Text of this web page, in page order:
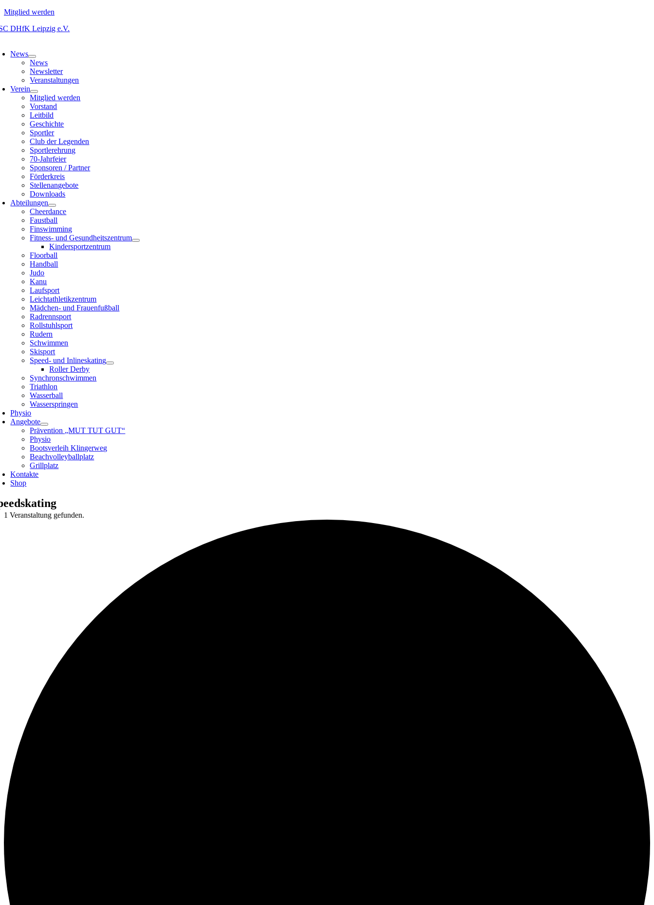
Mitglied werden
Zum
News
News
Newsletter
Veranstaltungen
Verein
Mitglied werden
Vorstand
Leitbild
Geschichte
Sportler
Club der Legenden
Sportlerehrung
70-Jahrfeier
Sponsoren / Partner
Förderkreis
Stellenangebote
Downloads
Abteilungen
Cheerdance
Faustball
Finswimming
Fitness- und Gesundheitszentrum
Kindersportzentrum
Floorball
Handball
Judo
Kanu
Laufsport
Leichtathletikzentrum
Mädchen- und Frauenfußball
Radrennsport
Rollstuhlsport
Rudern
Schwimmen
Skisport
Speed- und Inlineskating
Roller Derby
Synchronschwimmen
Triathlon
Wasserball
Wasserspringen
Physio
Angebote
Prävention „MUT TUT GUT“
Physio
Bootsverleih Klingerweg
Beachvolleyballplatz
Grillplatz
Kontakte
Shop
1 Veranstaltung gefunden.